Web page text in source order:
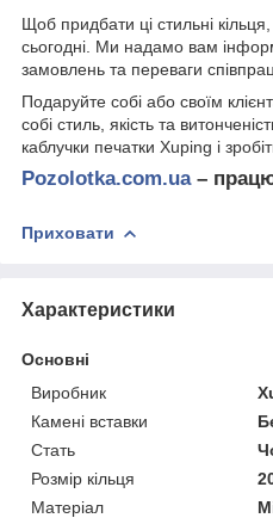
Щоб придбати ці стильні
сьогодні. Ми надамо вам
замовлень та переваги
Подаруйте собі або своїм
собі стиль, якість та
каблучки печатки Xuping і
Pozolotka.com.ua–
Приховати
Характеристики
Основні
Виробник
Камені вставки
Стать
Розмір кільця
Матеріал